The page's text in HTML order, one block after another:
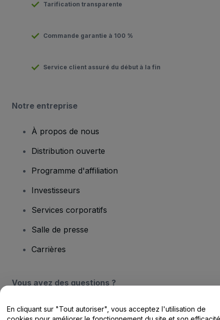
Tarification transparente
Commande garantie à 100 %
Service client assuré du début à la fin
Notre entreprise
À propos de nous
Distribution ouverte
Programme d'affiliation
Investisseurs
Services corporatifs
Salle de presse
Carrières
Vous avez des questions ?
Centre d'assistance / Nous contacter
En cliquant sur "Tout autoriser", vous acceptez l'utilisation de